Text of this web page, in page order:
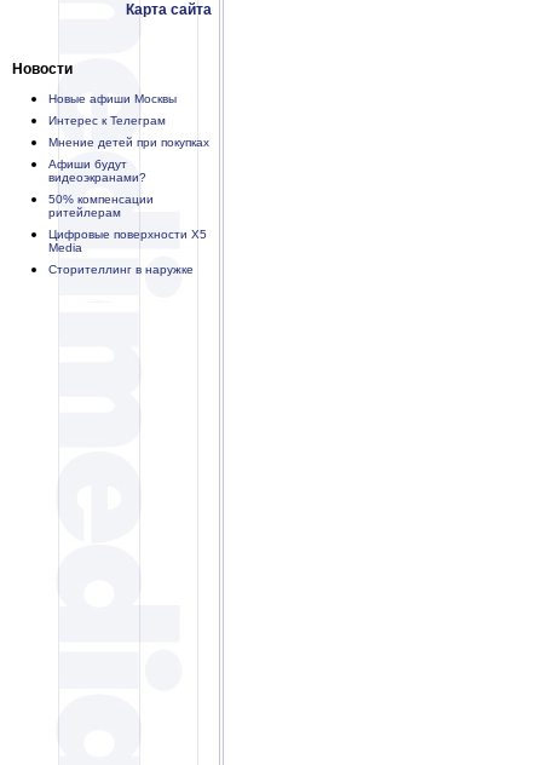
Карта сайта
Новости
Новые афиши Москвы
Интерес к Телеграм
Мнение детей при покупках
Афиши будут
видеоэкранами?
50% компенсации
ритейлерам
Цифровые поверхности X5
Media
Сторителлинг в наружке